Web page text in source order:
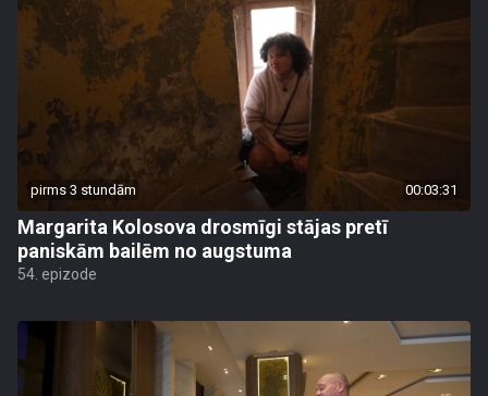
pirms 3 stundām 00:03:31
Margarita Kolosova drosmīgi stājas pretī
paniskām bailēm no augstuma
54. epizode